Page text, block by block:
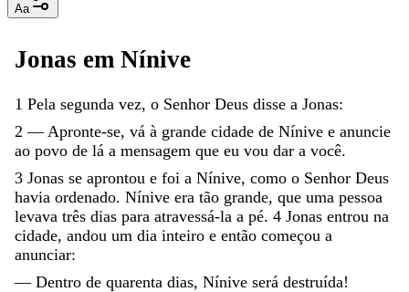
Aa
Jonas em Nínive
1 Pela segunda vez, o Senhor Deus disse a Jonas:
2 — Apronte-se, vá à grande cidade de Nínive e anuncie
ao povo de lá a mensagem que eu vou dar a você.
3 Jonas se aprontou e foi a Nínive, como o Senhor Deus
havia ordenado. Nínive era tão grande, que uma pessoa
levava três dias para atravessá-la a pé. 4 Jonas entrou na
cidade, andou um dia inteiro e então começou a
anunciar:
— Dentro de quarenta dias, Nínive será destruída!